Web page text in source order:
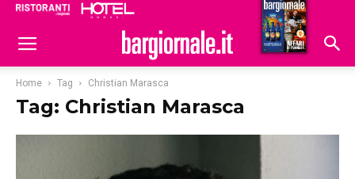
Hoteldomani
Home Tag Christian Marasca
Tag: Christian Marasca